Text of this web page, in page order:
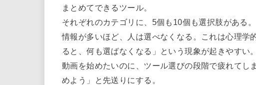
まとめてできるツール。
それぞれのカテゴリに、5個も10個も選択肢がある。
情報が多いほど、人は選べなくなる。これは心理学
ると、何も選ばなくなる」という現象が起きやすい。
動画を始めたいのに、ツール選びの段階で疲れてし
めよう」と先送りにする。